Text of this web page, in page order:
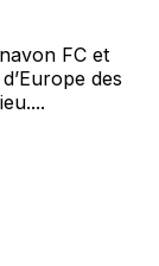
FC et
des